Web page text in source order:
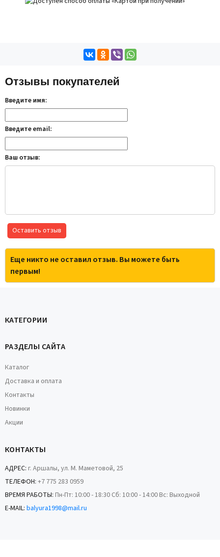
Отзывы покупателей
Введите имя:
Введите email:
Ваш отзыв:
Оставить отзыв
Еще никто не оставил отзыв. Вы можете быть
первым!
КАТЕГОРИИ
РАЗДЕЛЫ САЙТА
Каталог
Доставка и оплата
Контакты
Новинки
Акции
КОНТАКТЫ
АДРЕС: г. Аршалы, ул. М. Маметовой, 25
ТЕЛЕФОН: +7 775 283 0959
ВРЕМЯ РАБОТЫ: Пн-Пт: 10:00 - 18:30 Сб: 10:00 - 14:00 Вс: Выходной
E-MAIL: balyura1998@mail.ru